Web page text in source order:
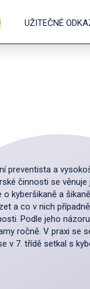
UŽITEČNÉ
preventista a
činnosti se
kyberšikaně a
a co v nich
Podle jeho
ročně. V praxi se
v 7. třídě setkal s